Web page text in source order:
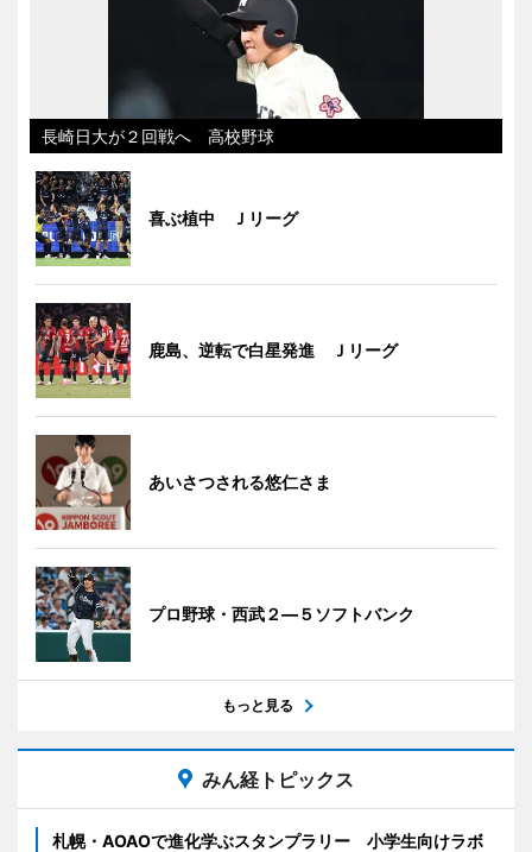
長崎日大が２回戦へ 高校野球
喜ぶ植中 Ｊリーグ
鹿島、逆転で白星発進 Ｊリーグ
あいさつされる悠仁さま
プロ野球・西武２―５ソフトバンク
もっと見る
みん経トピックス
札幌・AOAOで進化学ぶスタンプラリー 小学生向けラボ